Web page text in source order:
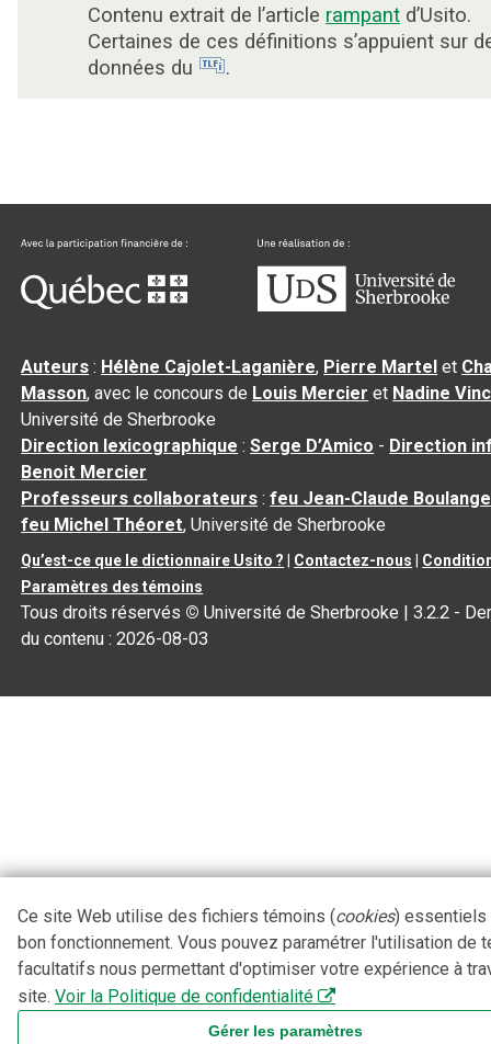
Contenu extrait de l’article rampant d’Usito.
Certaines de ces définitions s’appuient sur
données du
.
Auteurs : Hélène Cajolet-Laganière, Pierre Martel et
Masson, avec le concours de Louis Mercier et Nadine
Université de Sherbrooke
Direction lexicographique :Serge D’Amico - Direction
Benoit Mercier
Professeurs collaborateurs :feu Jean-Claude
feu Michel Théoret, Université de Sherbrooke
Qu’est-ce que le dictionnaire Usito ? Contactez-nous
Paramètres des témoins
Tous droits réservés © Université de Sherbrooke |3.2.2 -
du contenu :2026-08-03
Ce site Web utilise des fichiers témoins (cookies) essentiels
bon fonctionnement. Vous pouvez paramétrer l'utilisation de
facultatifs nous permettant d'optimiser votre expérience à
site. Voir la Politique de confidentialité
Gérer les paramètres